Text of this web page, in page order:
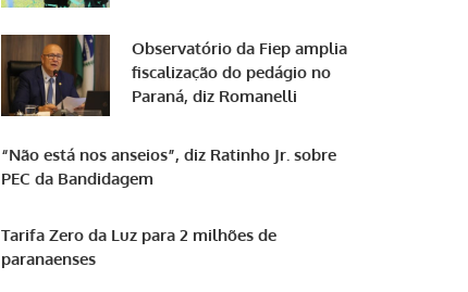
Observatório da Fiep amplia
fiscalização do pedágio no
Paraná, diz Romanelli
“Não está nos anseios”, diz Ratinho Jr. sobre
PEC da Bandidagem
Tarifa Zero da Luz para 2 milhões de
paranaenses